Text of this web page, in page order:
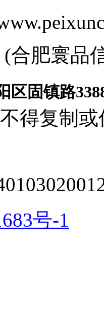
肥寰品
区固镇路
得复制或
号-1